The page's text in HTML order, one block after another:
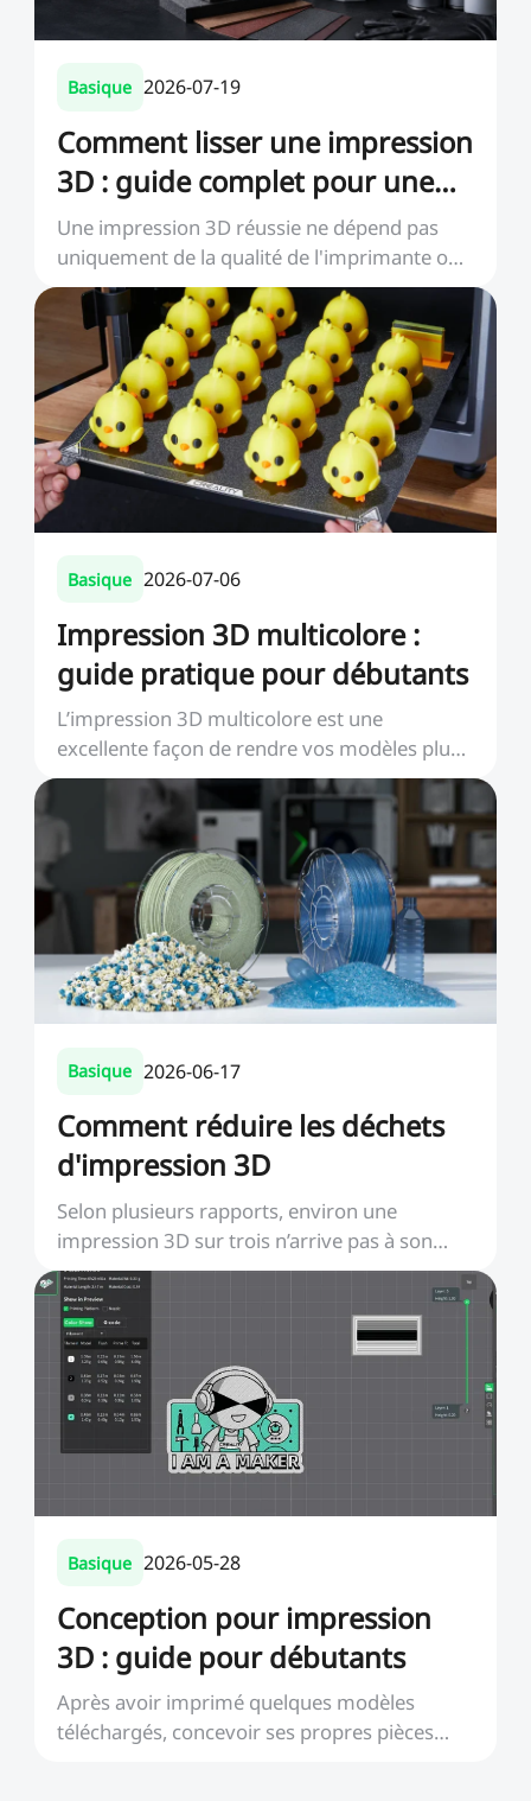
Basique 2026-07-19
Comment lisser une impression
3D : guide complet pour une
finition professionnelle
Une impression 3D réussie ne dépend pas
uniquement de la qualité de l'imprimante ou
du filament. ...
Basique 2026-07-06
Impression 3D multicolore :
guide pratique pour débutants
L’impression 3D multicolore est une
excellente façon de rendre vos modèles plus
lisibles, plus pe...
Basique 2026-06-17
Comment réduire les déchets
d'impression 3D
Selon plusieurs rapports, environ une
impression 3D sur trois n’arrive pas à son
terme, ce qui gé...
Basique 2026-05-28
Conception pour impression
3D : guide pour débutants
Après avoir imprimé quelques modèles
téléchargés, concevoir ses propres pièces